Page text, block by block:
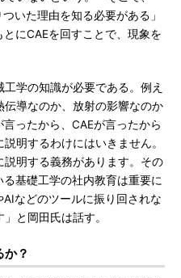
いた理由を知る必要がある」
とにCAEを回すことで、現象を
学の知識が必要である。例え
導なのか、放射の影響なのか
ったから、CAEが言ったから
明するわけにはいきません。
明する義務があります。その
基礎工学の社内教育は重要に
などのツールに振り回されな
と岡田氏は話す。
？